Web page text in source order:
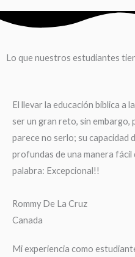
Lo que nuestros estudiantes
El llevar la educación bíblica a
ser un gran reto, sin embargo,
parece no serlo; su capacidad
profundas de una manera fácil
palabra: Excepcional!!
Rommy De La Cruz
Canada
Mi experiencia como